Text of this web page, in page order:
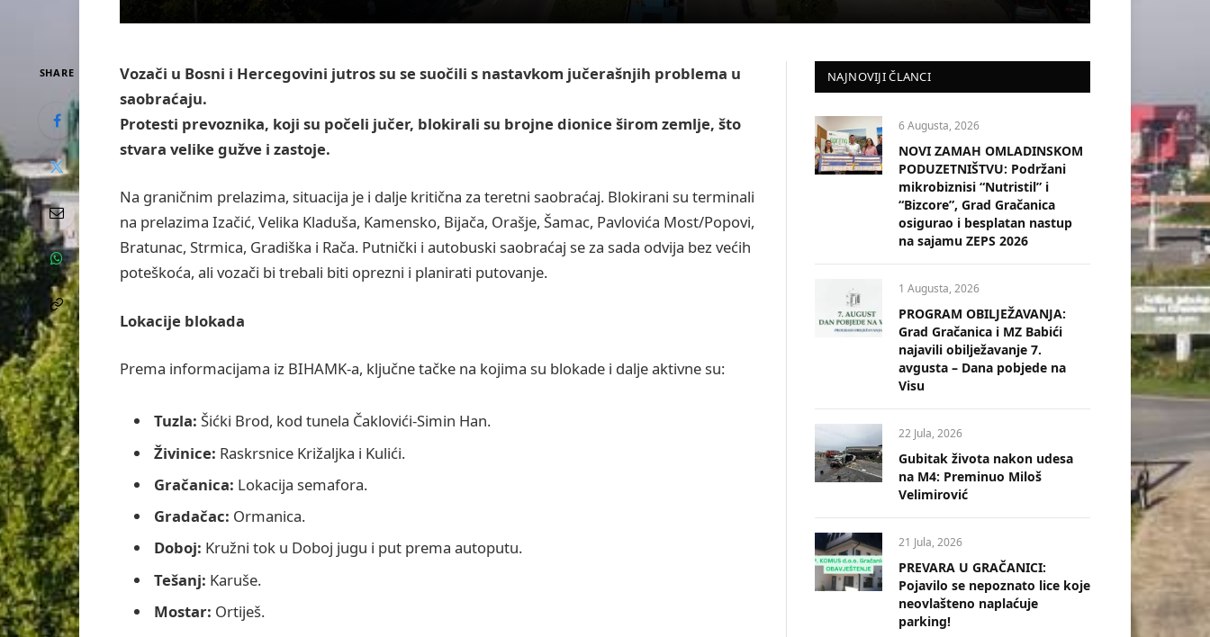
SHARE
Vozači u Bosni i Hercegovini jutros su se suočili s nastavkom jučerašnjih problema u
saobraćaju.
Protesti prevoznika, koji su počeli jučer, blokirali su brojne dionice širom zemlje, što
stvara velike gužve i zastoje.
Na graničnim prelazima, situacija je i dalje kritična za teretni saobraćaj. Blokirani su terminali
na prelazima Izačić, Velika Kladuša, Kamensko, Bijača, Orašje, Šamac, Pavlovića Most/Popovi,
Bratunac, Strmica, Gradiška i Rača. Putnički i autobuski saobraćaj se za sada odvija bez većih
poteškoća, ali vozači bi trebali biti oprezni i planirati putovanje.
Lokacije blokada
Prema informacijama iz BIHAMK-a, ključne tačke na kojima su blokade i dalje aktivne su:
Tuzla: Šićki Brod, kod tunela Čaklovići-Simin Han.
Živinice: Raskrsnice Križaljka i Kulići.
Gračanica: Lokacija semafora.
Gradačac: Ormanica.
Doboj: Kružni tok u Doboj jugu i put prema autoputu.
Tešanj: Karuše.
Mostar: Ortiješ.
NAJNOVIJI ČLANCI
6 Augusta, 2026
NOVI ZAMAH OMLADINSKOM
PODUZETNIŠTVU: Podržani
mikrobiznisi “Nutristil” i
“Bizcore”, Grad Gračanica
osigurao i besplatan nastup
na sajamu ZEPS 2026
1 Augusta, 2026
PROGRAM OBILJEŽAVANJA:
Grad Gračanica i MZ Babići
najavili obilježavanje 7.
avgusta – Dana pobjede na
Visu
22 Jula, 2026
Gubitak života nakon udesa
na M4: Preminuo Miloš
Velimirović
21 Jula, 2026
PREVARA U GRAČANICI:
Pojavilo se nepoznato lice koje
neovlašteno naplaćuje
parking!